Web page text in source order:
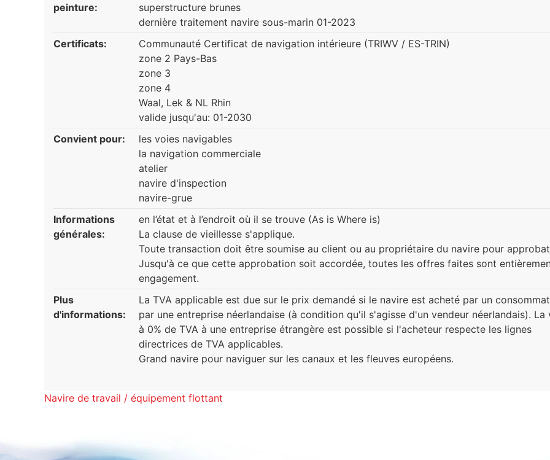
peinture:
superstructure brunes
dernière traitement navire sous-marin 01-2023
Certificats:
Communauté Certificat de navigation intérieure (TRIWV / ES-TRIN)
zone 2 Pays-Bas
zone 3
zone 4
Waal, Lek & NL Rhin
valide jusqu'au: 01-2030
Convient pour:
les voies navigables
la navigation commerciale
atelier
navire d'inspection
navire-grue
Informations
générales:
en l’état et à l’endroit où il se trouve (As is Where is)
La clause de vieillesse s'applique.
Toute transaction doit être soumise au client ou au propriétaire du navire pour
Jusqu'à ce que cette approbation soit accordée, toutes les offres faites sont
engagement.
Plus
d'informations:
La TVA applicable est due sur le prix demandé si le navire est acheté par un
par une entreprise néerlandaise (à condition qu'il s'agisse d'un vendeur néerlandais). La
à 0% de TVA à une entreprise étrangère est possible si l'acheteur respecte les lignes
directrices de TVA applicables.
Grand navire pour naviguer sur les canaux et les fleuves européens.
Navire de travail / équipement flottant